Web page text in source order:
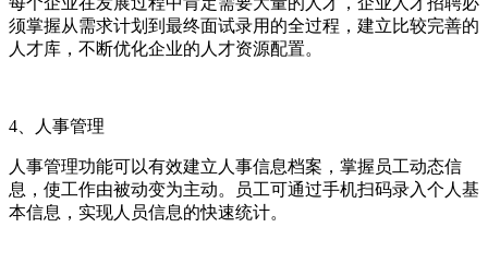
须掌握从需求计划到最终面试录用的全过程，建立比较完善的
人才库，不断优化企业的人才资源配置。
4 、人事管理
人事管理功能可以有效建立人事信息档案，掌握员工动态信
息，使工作由被动变为主动。员工可通过手机扫码录入个人基
本信息，实现人员信息的快速统计。